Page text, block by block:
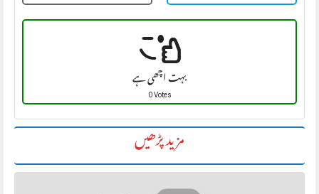
بہت اچھی ہے
0 Votes
مزید پڑھیں